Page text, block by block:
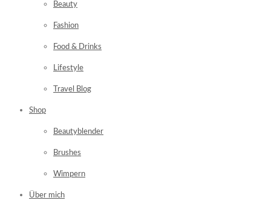
Beauty
Fashion
Food & Drinks
Lifestyle
Travel Blog
Shop
Beautyblender
Brushes
Wimpern
Über mich